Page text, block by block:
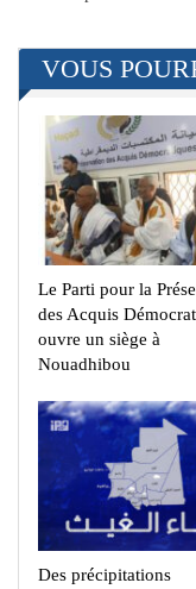
VOUS
Le Parti pour la
des Acquis
ouvre un siège à
Nouadhibou
Des précipitations